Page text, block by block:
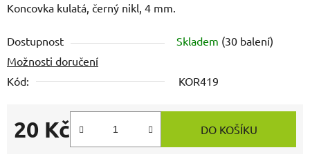
Koncovka kulatá, černý nikl, 4 mm.
Dostupnost Skladem (30 balení)
Možnosti doručení
Kód:
KOR419
20 Kč
Měrná cena:
DO KOŠÍKU